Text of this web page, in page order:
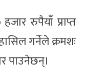
रुपैयाँ प्राप्त
गर्नेले क्रमशः
पाउनेछन्।